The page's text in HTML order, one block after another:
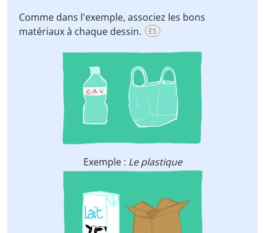
Comme dans l'exemple, associez les bons
matériaux à chaque dessin.
ES
Exemple : Le plastique